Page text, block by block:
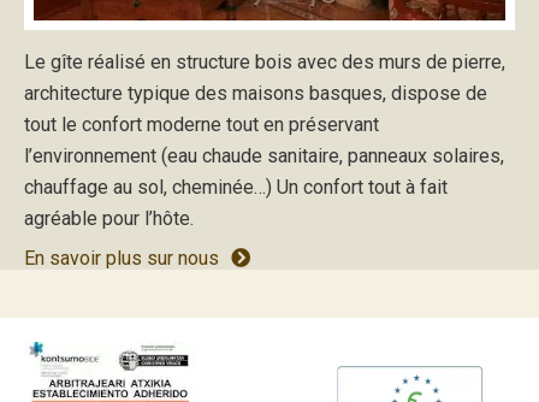
Le gîte réalisé en structure bois avec des murs de pierre,
architecture typique des maisons basques, dispose de
tout le confort moderne tout en préservant
l’environnement (eau chaude sanitaire, panneaux solaires,
chauffage au sol, cheminée…) Un confort tout à fait
agréable pour l’hôte.
En savoir plus sur nous